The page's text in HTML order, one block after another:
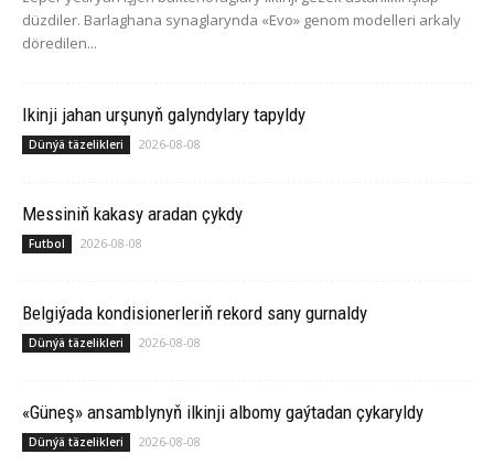
düzdiler. Barlaghana synaglarynda «Evo» genom modelleri arkaly
döredilen...
Ikinji jahan urşunyň galyndylary tapyldy
Dünýä täzelikleri 2026-08-08
Messiniň kakasy aradan çykdy
Futbol 2026-08-08
Belgiýada kondisionerleriň rekord sany gurnaldy
Dünýä täzelikleri 2026-08-08
«Güneş» ansamblynyň ilkinji albomy gaýtadan çykaryldy
Dünýä täzelikleri 2026-08-08